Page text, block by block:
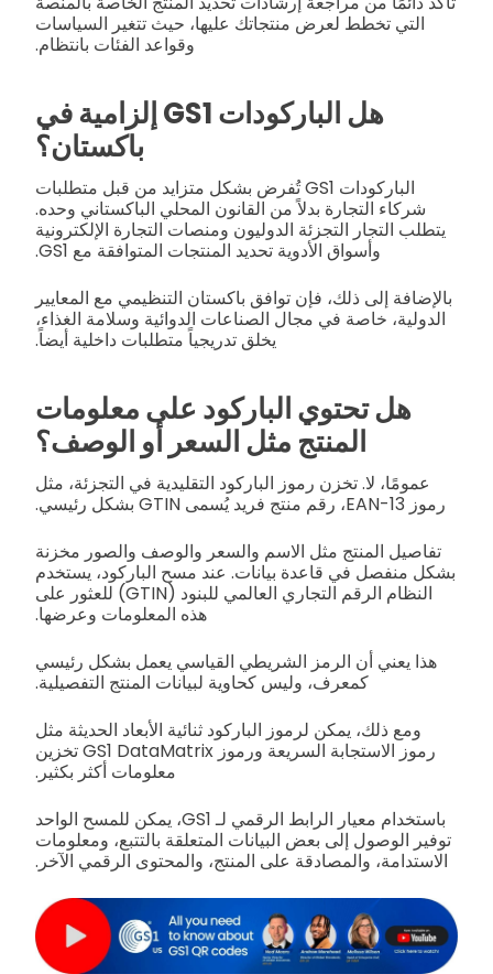
التي تخطط لعرض منتجاتك عليها، حيث تتغير السياسات
وقواعد الفئات بانتظام.
هل الباركودات GS1 إلزامية في
باكستان؟
الباركودات GS1 تُفرض بشكل متزايد من قبل متطلبات
شركاء التجارة بدلاً من القانون المحلي الباكستاني وحده.
يتطلب التجار التجزئة الدوليون ومنصات التجارة الإلكترونية
وأسواق الأدوية تحديد المنتجات المتوافقة مع GS1.
بالإضافة إلى ذلك، فإن توافق باكستان التنظيمي مع المعايير
الدولية، خاصة في مجال الصناعات الدوائية وسلامة الغذاء،
يخلق تدريجياً متطلبات داخلية أيضاً.
هل تحتوي الباركود على معلومات
المنتج مثل السعر أو الوصف؟
عمومًا، لا. تخزن رموز الباركود التقليدية في التجزئة، مثل
رموز EAN-13، رقم منتج فريد يُسمى GTIN بشكل رئيسي.
تفاصيل المنتج مثل الاسم والسعر والوصف والصور مخزنة
بشكل منفصل في قاعدة بيانات. عند مسح الباركود، يستخدم
النظام الرقم التجاري العالمي للبنود (GTIN) للعثور على
هذه المعلومات وعرضها.
هذا يعني أن الرمز الشريطي القياسي يعمل بشكل رئيسي
كمعرف، وليس كحاوية لبيانات المنتج التفصيلية.
ومع ذلك، يمكن لرموز الباركود ثنائية الأبعاد الحديثة مثل
رموز الاستجابة السريعة ورموز GS1 DataMatrix تخزين
معلومات أكثر بكثير.
باستخدام معيار الرابط الرقمي لـ GS1، يمكن للمسح الواحد
توفير الوصول إلى بعض البيانات المتعلقة بالتتبع، ومعلومات
الاستدامة، والمصادقة على المنتج، والمحتوى الرقمي الآخر.